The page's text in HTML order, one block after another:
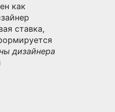
как
ставка,
дизайнера